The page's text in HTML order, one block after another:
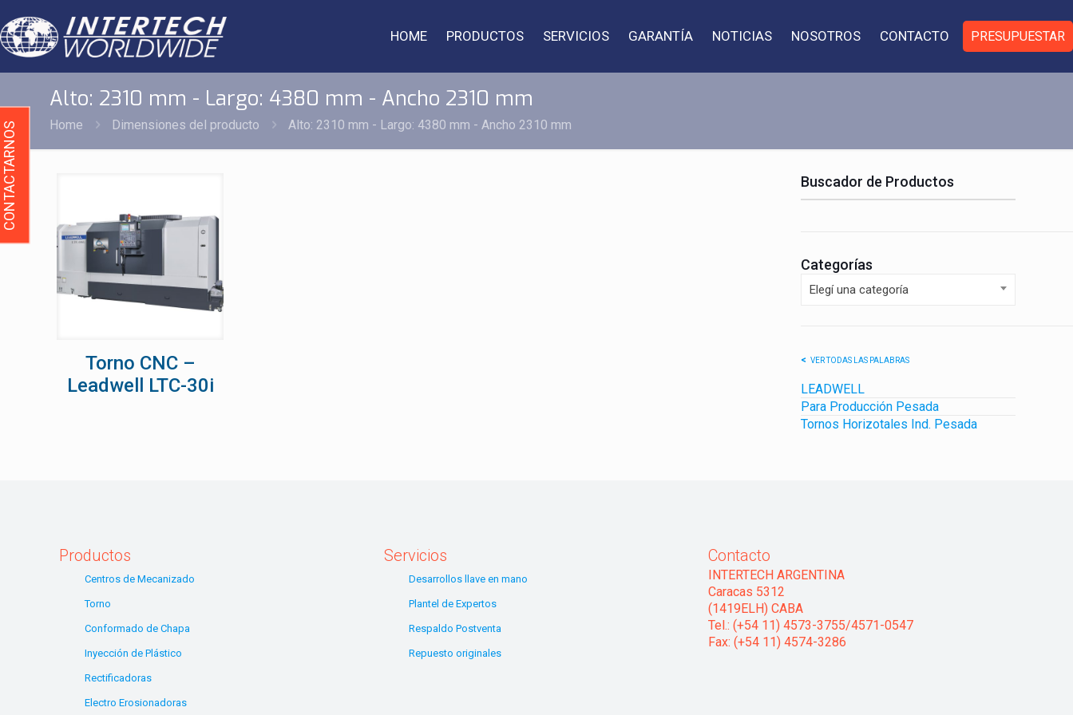
HOME PRODUCTOS SERVICIOS GARANTÍA NOTICIAS NOSOTROS CONTACTO PRESUPUESTAR
Alto: 2310 mm - Largo: 4380 mm - Ancho 2310 mm
Home Dimensiones del producto Alto: 2310 mm - Largo: 4380 mm - Ancho 2310 mm
Torno CNC –
Leadwell LTC-30i
Buscador de Productos
Categorías
Elegí una categoría
VER TODAS LAS PALABRAS
LEADWELL
Para Producción Pesada
Tornos Horizotales Ind. Pesada
Productos
Centros de Mecanizado
Torno
Conformado de Chapa
Inyección de Plástico
Rectificadoras
Electro Erosionadoras
Servicios
Desarrollos llave en mano
Plantel de Expertos
Respaldo Postventa
Repuesto originales
Contacto
INTERTECH ARGENTINA
Caracas 5312
(1419ELH) CABA
Tel.: (+54 11) 4573-3755/4571-0547
Fax: (+54 11) 4574-3286
CONTACTARNOS